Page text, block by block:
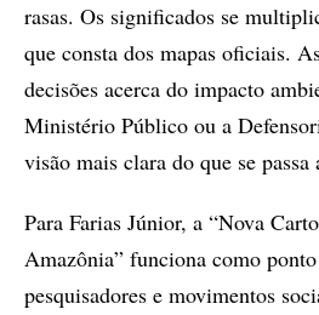
rasas. Os significados se
que consta dos mapas oficiais.
decisões acerca do impacto
Ministério Público ou a
visão mais clara do que se passa
Para Farias Júnior, a “Nova
Amazônia” funciona como
pesquisadores e movimentos